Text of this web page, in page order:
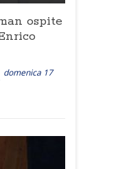
ospite
domenica 17